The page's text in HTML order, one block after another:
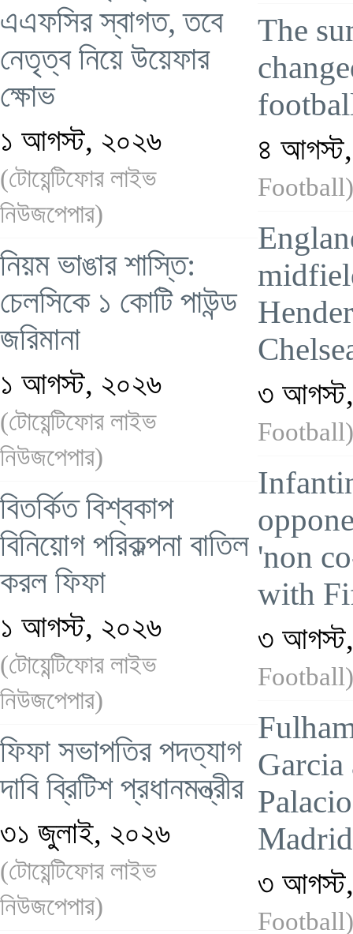
এএফসির স্বাগত, তবে
নেতৃত্ব নিয়ে উয়েফার
ক্ষোভ
১ আগস্ট, ২০২৬
(টোয়েন্টিফোর লাইভ
নিউজপেপার)
নিয়ম ভাঙার শাস্তি:
চেলসিকে ১ কোটি পাউন্ড
জরিমানা
১ আগস্ট, ২০২৬
(টোয়েন্টিফোর লাইভ
নিউজপেপার)
বিতর্কিত বিশ্বকাপ
বিনিয়োগ পরিকল্পনা বাতিল
করল ফিফা
১ আগস্ট, ২০২৬
(টোয়েন্টিফোর লাইভ
নিউজপেপার)
ফিফা সভাপতির পদত্যাগ
দাবি ব্রিটিশ প্রধানমন্ত্রীর
৩১ জুলাই, ২০২৬
(টোয়েন্টিফোর লাইভ
নিউজপেপার)
The
৪
Football)
৩
Football)
'non
with
৩
Football)
Garcia
Madrid
৩
Football)